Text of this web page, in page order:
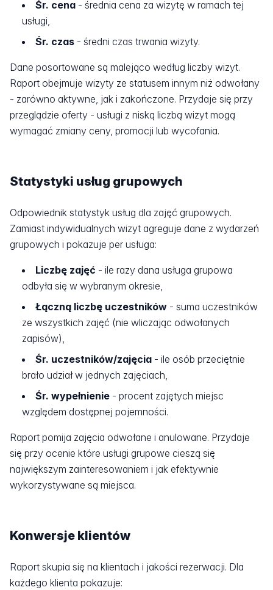
Śr. cena - średnia cena za wizytę w ramach tej
usługi,
Śr. czas - średni czas trwania wizyty.
Dane posortowane są malejąco według liczby wizyt.
Raport obejmuje wizyty ze statusem innym niż odwołany
- zarówno aktywne, jak i zakończone. Przydaje się przy
przeglądzie oferty - usługi z niską liczbą wizyt mogą
wymagać zmiany ceny, promocji lub wycofania.
Statystyki usług grupowych
Odpowiednik statystyk usług dla zajęć grupowych.
Zamiast indywidualnych wizyt agreguje dane z wydarzeń
grupowych i pokazuje per usługa:
Liczbę zajęć - ile razy dana usługa grupowa
odbyła się w wybranym okresie,
Łączną liczbę uczestników - suma uczestników
ze wszystkich zajęć (nie wliczając odwołanych
zapisów),
Śr. uczestników/zajęcia - ile osób przeciętnie
brało udział w jednych zajęciach,
Śr. wypełnienie - procent zajętych miejsc
względem dostępnej pojemności.
Raport pomija zajęcia odwołane i anulowane. Przydaje
się przy ocenie które usługi grupowe cieszą się
największym zainteresowaniem i jak efektywnie
wykorzystywane są miejsca.
Konwersje klientów
Raport skupia się na klientach i jakości rezerwacji. Dla
każdego klienta pokazuje: